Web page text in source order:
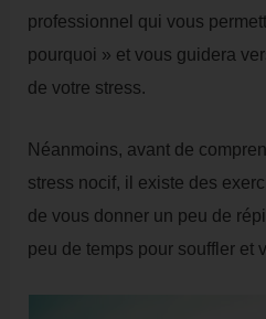
professionnel qui vous
pourquoi » et vous guidera
de votre stress.
Néanmoins, avant de
stress nocif, il existe des
de vous donner un peu de
peu de temps pour souffler et